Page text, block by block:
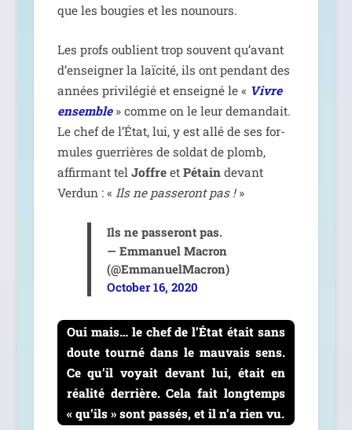
que les bou­gies et les nounours.
Les profs oublient trop sou­vent qu’a­vant
d’en­sei­gner la laï­ci­té, ils ont pen­dant des
années pri­vi­lé­gié et ensei­gné le « Vivre
ensemble» comme on le leur deman­dait.
Le chef de l’État, lui, y est allé de ses for­
mules guer­rières de sol­dat de plomb,
affir­mant tel Joffreet Pétaindevant
Verdun : « Ils ne pas­se­ront pas !»
Ils ne pas­se­ront pas.
— Emmanuel Macron
(@EmmanuelMacron)
October 16, 2020
Oui mais… le chef de l’État était sans
doute tour­né dans le mau­vais sens.
Ce qu’il voyait devant lui, était en
réa­li­té der­rière. Cela fait long­temps
« qu’ils » sont pas­sés, et il n’a rien vu.